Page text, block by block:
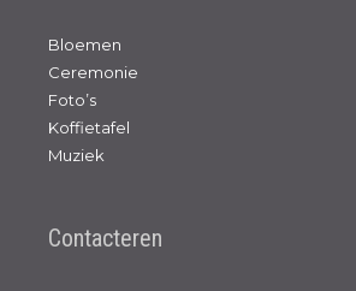
Bloemen
Ceremonie
Foto’s
Koffietafel
Muziek
Contacteren